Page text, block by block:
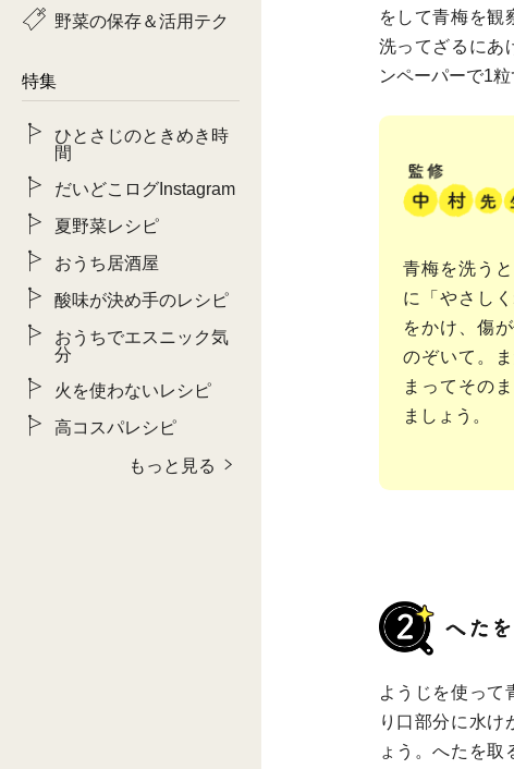
をして青梅を観
洗ってざるにあ
ンペーパーで1粒
青梅を洗う
に「やさし
をかけ、傷
のぞいて。
まってその
ましょう。
ようじを使って
り口部分に水け
ょう。へたを取
野菜の保存＆活用テク
特集
ひとさじのときめき時
間
だいどこログInstagram
夏野菜レシピ
おうち居酒屋
酸味が決め手のレシピ
おうちでエスニック気
分
火を使わないレシピ
高コスパレシピ
もっと見る